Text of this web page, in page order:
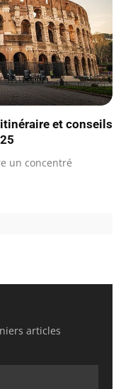
et conseils
un concentré
articles